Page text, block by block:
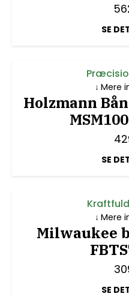
SE
Holzmann
SE
Mere
Milwaukee
SE
Mere